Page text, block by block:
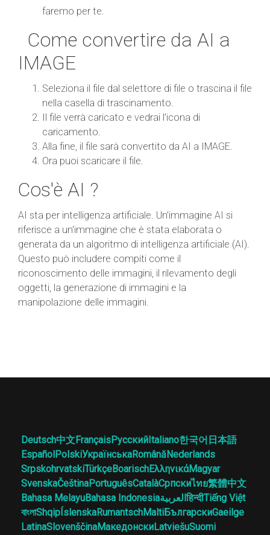
faremo per te.
Come convertire da AI a
IMAGE
Seleziona il file dal selettore di file o trascina il file
nella casella di trascinamento.
Il file verrà caricato e vedrai l'icona di
caricamento.
Alla fine, il file sarà convertito da AI a IMAGE.
Ora puoi scaricare il file.
Cos'è AI ?
AI sta per intelligenza artificiale. Un'immagine AI si
riferisce a un'immagine che è stata elaborata o
generata da un algoritmo di intelligenza artificiale (AI).
Questo può includere compiti come il
riconoscimento delle immagini, il rilevamento degli
oggetti, la generazione di immagini e la
manipolazione delle immagini.
Deutsch中文FrançaisРусскийItaliano한국어 日本語
EspañolPolskiУкраїнськаRomânăNederlands
SrpskohrvatskiTürkçeBoarischΕλληνικάMagyar
SvenskaČeštinaPortuguêsCatalàСрпскиไทย繁體中文
Bahasa MelayuBahasa Indonesiaالعربيةहिन्दीTiếng Việt
বাংলাShqipÍslenskaRumantschMaltiБългарскиGaeilge
LatinaSlovenščinaМакедонскиLatviešuSuomi